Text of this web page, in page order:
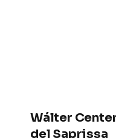
Wálter
del Saprissa